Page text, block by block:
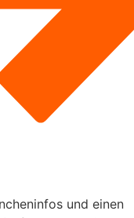
und einen